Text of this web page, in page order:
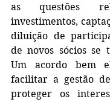
as questões
investimentos,
diluição de
de novos sócios se
Um acordo bem
facilitar a gestão
proteger os